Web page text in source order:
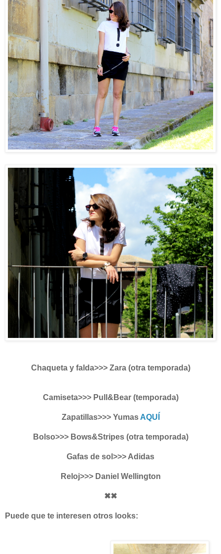
Chaqueta y falda>>> Zara (otra temporada)
Camiseta>>> Pull&Bear (temporada)
Zapatillas>>> Yumas AQUÍ
Bolso>>> Bows&Stripes (otra temporada)
Gafas de sol>>> Adidas
Reloj>>> Daniel Wellington
✖✖
Puede que te interesen otros looks: